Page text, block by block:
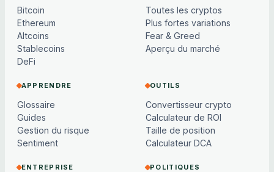
Bitcoin
Ethereum
Altcoins
Stablecoins
DeFi
Toutes les cryptos
Plus fortes variations
Fear & Greed
Aperçu du marché
APPRENDRE
Glossaire
Guides
Gestion du risque
Sentiment
OUTILS
Convertisseur crypto
Calculateur de ROI
Taille de position
Calculateur DCA
ENTREPRISE POLITIQUES